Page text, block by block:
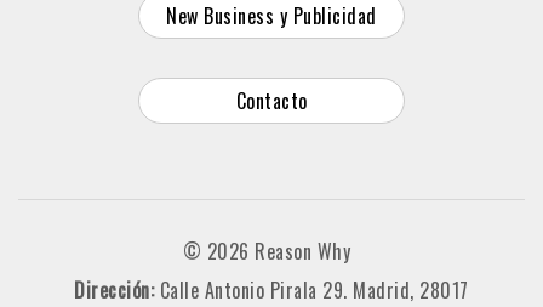
New Business y Publicidad
Contacto
© 2026 Reason Why
Dirección: Calle Antonio Pirala 29. Madrid, 28017